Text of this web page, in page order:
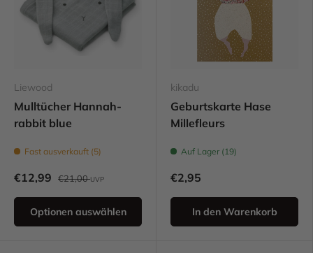
Liewood
Mulltücher Hannah-
rabbit blue
Fast ausverkauft (5)
€12,99 €21,00UVP
Optionen auswählen
kikadu
Geburtskarte Hase
Millefleurs
Auf Lager (19)
€2,95
In den Warenkorb